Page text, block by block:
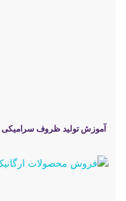
آموزش تولید ظروف سرامیکی